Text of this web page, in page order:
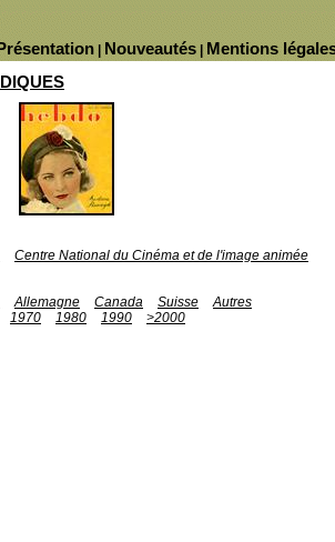
Mentions
Nouveautés
Centre National du Cinéma et de l'image animée
Allemagne Canada Suisse
Autres
1970 1980 1990
>2000